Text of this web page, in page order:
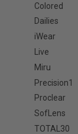
Colored
Dailies
iWear
Live
Miru
Precision1
Proclear
SofLens
TOTAL30